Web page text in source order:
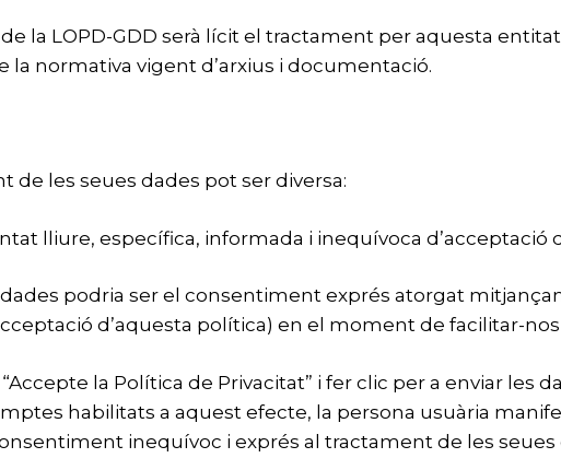
la LOPD-GDD serà lícit el tractament per aquesta
normativa vigent d’arxius i documentació.
de les seues dades pot ser diversa:
lliure, específica, informada i inequívoca d’acceptació
podria ser el consentiment exprés atorgat
d’aquesta política) en el moment de facilitar-
la Política de Privacitat” i fer clic per a enviar les
habilitats a aquest efecte, la persona usuària
inequívoc i exprés al tractament de les